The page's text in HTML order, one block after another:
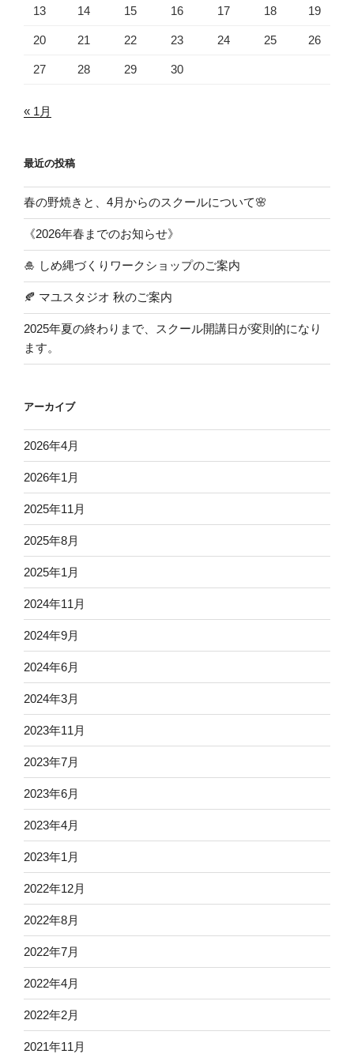
13 14 15 16 17 18 19
20 21 22 23 24 25 26
27 28 29 30
« 1月
最近の投稿
春の野焼きと、4月からのスクールについて🌸
《2026年春までのお知らせ》
🎍 しめ縄づくりワークショップのご案内
🍂 マユスタジオ 秋のご案内
2025年夏の終わりまで、スクール開講日が変則的になり
ます。
アーカイブ
2026年4月
2026年1月
2025年11月
2025年8月
2025年1月
2024年11月
2024年9月
2024年6月
2024年3月
2023年11月
2023年7月
2023年6月
2023年4月
2023年1月
2022年12月
2022年8月
2022年7月
2022年4月
2022年2月
2021年11月